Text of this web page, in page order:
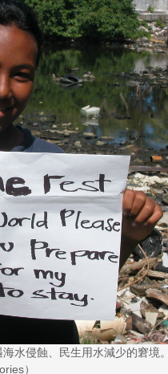
水侵蝕、民生用水減少的窘境
）